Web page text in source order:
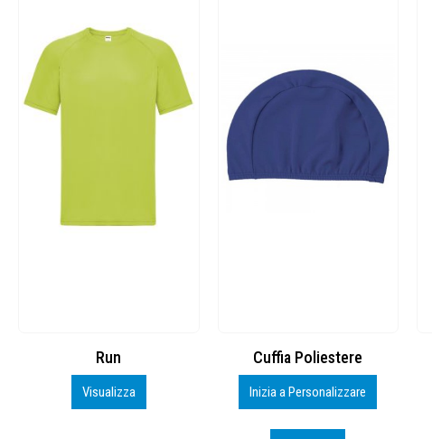
Cuffia Poliestere
Inizia a Personalizzare
BS600 – 5139960
Personalizza